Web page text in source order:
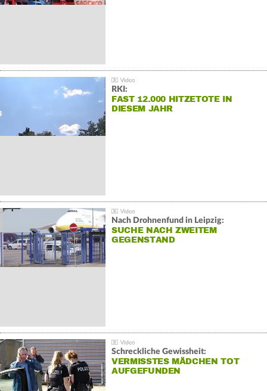
RKI:
FAST 12.000 HITZETOTE IN
DIESEM JAHR
Nach Drohnenfund in Leipzig:
SUCHE NACH ZWEITEM
GEGENSTAND
Schreckliche Gewissheit:
VERMISSTES MÄDCHEN TOT
AUFGEFUNDEN